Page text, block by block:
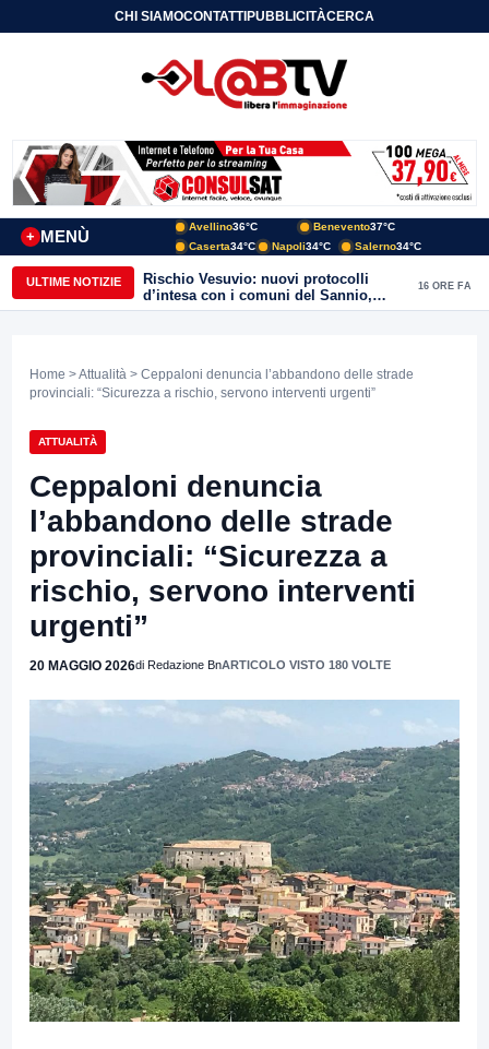
CHI SIAMOCONTATTIPUBBLICITÀCERCA
MENÙ
+
Avellino36°C Benevento37°C
Caserta34°C Napoli34°C Salerno34°C
ULTIME NOTIZIE
Rischio Vesuvio: nuovi protocolli
d’intesa con i comuni del Sannio,
firmato il protocollo con Arpaise
16 ORE FA
Home >Attualità > Ceppaloni denuncia l’abbandono delle strade
provinciali: “Sicurezza a rischio, servono interventi urgenti”
ATTUALITÀ
Ceppaloni denuncia
l’abbandono delle strade
provinciali: “Sicurezza a
rischio, servono interventi
urgenti”
20 MAGGIO 2026di Redazione BnARTICOLO VISTO 180 VOLTE